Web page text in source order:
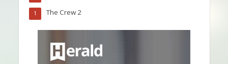
The Crew 2
1